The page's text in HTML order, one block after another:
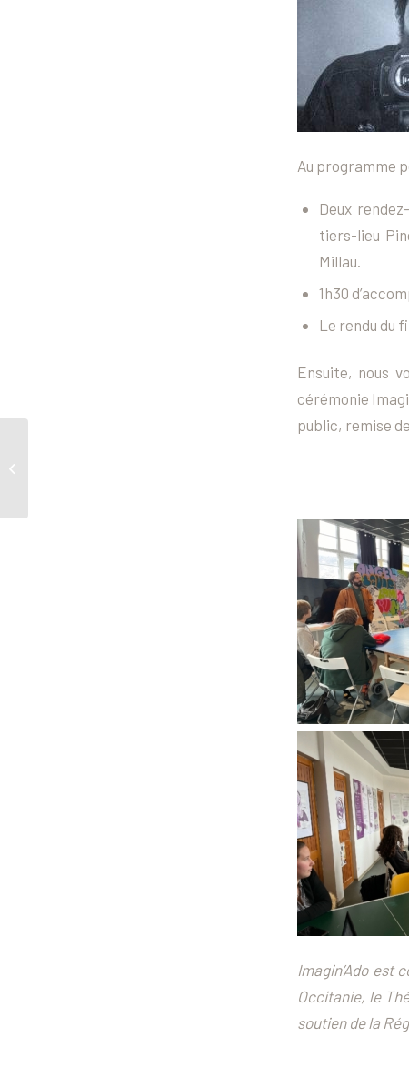
Au programme
Deux
tiers-lieu
Millau.
1h30
Le rendu du
Ensuite, nous
cérémonie
public, remise
Imagin’Ado est
Occitanie, le
soutien de la